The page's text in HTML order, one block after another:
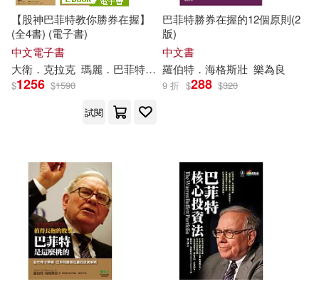
【股神巴菲特教你勝券在握】
(全4書) (電子書)
中文電子書
大衛．克拉克 瑪麗．巴菲特 羅伯特‧海格斯壯 林麗雪 樂為良
$1256 $1590
試閱
巴菲特勝券在握的12個原則(2
版)
中文書
羅伯特 ． 海格斯壯 樂為良
9 折 $288 $320